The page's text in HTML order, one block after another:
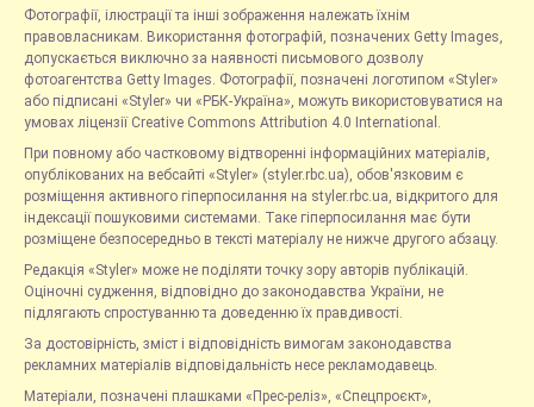
Фотографії, ілюстрації та інші зображення належать їхнім
правовласникам. Використання фотографій, позначених Getty Images,
допускається виключно за наявності письмового дозволу
фотоагентства Getty Images. Фотографії, позначені логотипом «Styler»
або підписані «Styler» чи «РБК-Україна», можуть використовуватися на
умовах ліцензії Creative Commons Attribution 4.0 International.
При повному або частковому відтворенні інформаційних матеріалів,
опублікованих на вебсайті «Styler» (styler.rbc.ua), обов'язковим є
розміщення активного гіперпосилання на styler.rbc.ua, відкритого для
індексації пошуковими системами. Таке гіперпосилання має бути
розміщене безпосередньо в тексті матеріалу не нижче другого абзацу.
Редакція «Styler» може не поділяти точку зору авторів публікацій.
Оціночні судження, відповідно до законодавства України, не
підлягають спростуванню та доведенню їх правдивості.
За достовірність, зміст і відповідність вимогам законодавства
рекламних матеріалів відповідальність несе рекламодавець.
Матеріали, позначені плашками «Прес-реліз», «Спецпроєкт»,